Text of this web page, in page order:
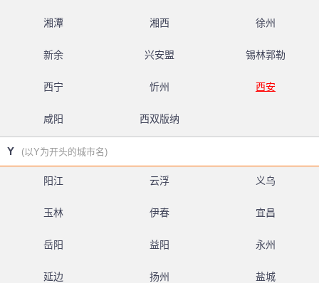
湘潭 湘西 徐州
新余 兴安盟 锡林郭勒
西宁 忻州 西安
咸阳 西双版纳
Y (以Y为开头的城市名)
阳江 云浮 义乌
玉林 伊春 宜昌
岳阳 益阳 永州
延边 扬州 盐城